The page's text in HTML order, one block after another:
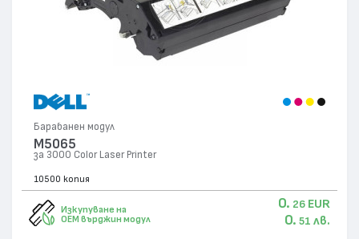
Барабанен модул
M5065
за 3000 Color Laser Printer
10500 копия
Изкупуване на
OEM върджин модул
0. 26 EUR
0. 51 лв.